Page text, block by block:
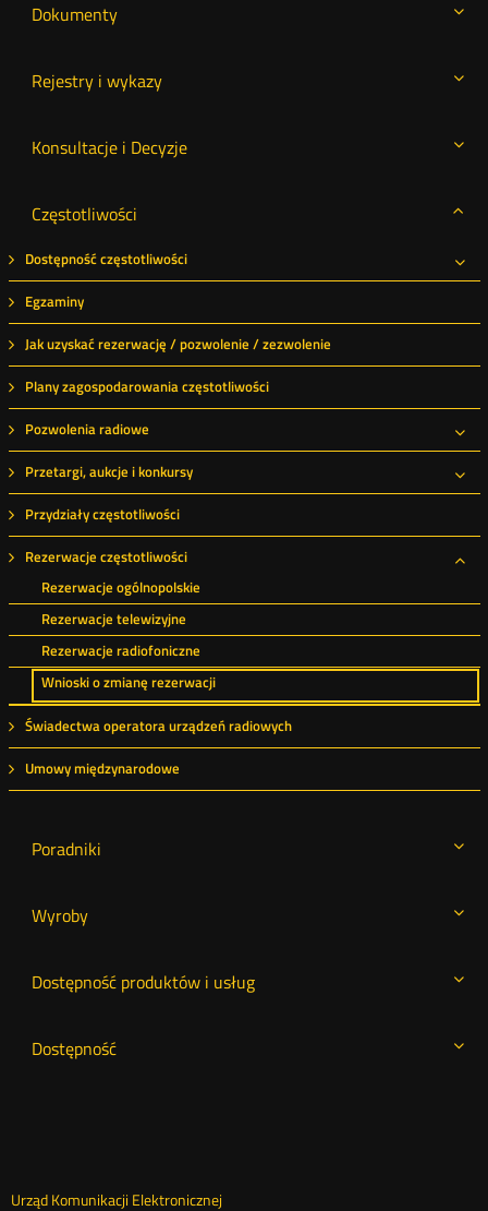
Dokumenty
Rejestry i wykazy
Konsultacje i Decyzje
Częstotliwości
Dostępność częstotliwości
Egzaminy
Jak uzyskać rezerwację / pozwolenie / zezwolenie
Plany zagospodarowania częstotliwości
Pozwolenia radiowe
Przetargi, aukcje i konkursy
Przydziały częstotliwości
Rezerwacje częstotliwości
Rezerwacje ogólnopolskie
Rezerwacje telewizyjne
Rezerwacje radiofoniczne
Wnioski o zmianę rezerwacji
Świadectwa operatora urządzeń radiowych
Umowy międzynarodowe
Poradniki
Wyroby
Dostępność produktów i usług
Dostępność
Urząd Komunikacji Elektronicznej